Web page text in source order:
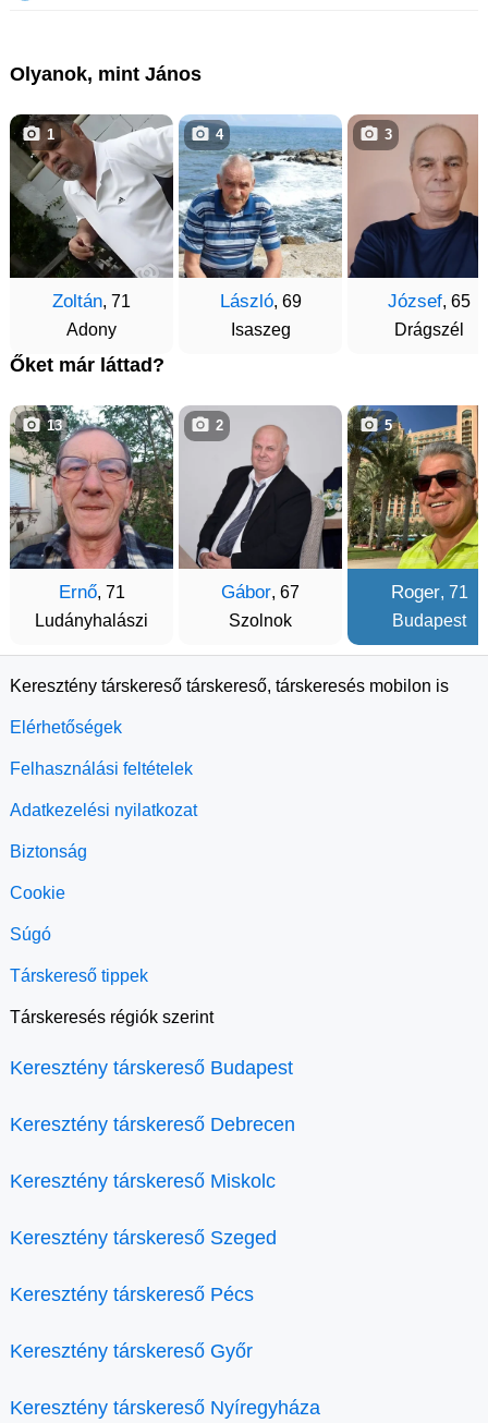
Olyanok, mint János
Zoltán, 71
Adony
1
László, 69
Isaszeg
4
József, 65
Drágszél
3
Őket már láttad?
Ernő, 71
Ludányhalászi
13
Gábor, 67
Szolnok
2
Roger, 71
Budapest
5
Keresztény társkereső társkereső, társkeresés mobilon is
Elérhetőségek
Felhasználási feltételek
Adatkezelési nyilatkozat
Biztonság
Cookie
Súgó
Társkereső tippek
Társkeresés régiók szerint
Keresztény társkereső Budapest
Keresztény társkereső Debrecen
Keresztény társkereső Miskolc
Keresztény társkereső Szeged
Keresztény társkereső Pécs
Keresztény társkereső Győr
Keresztény társkereső Nyíregyháza